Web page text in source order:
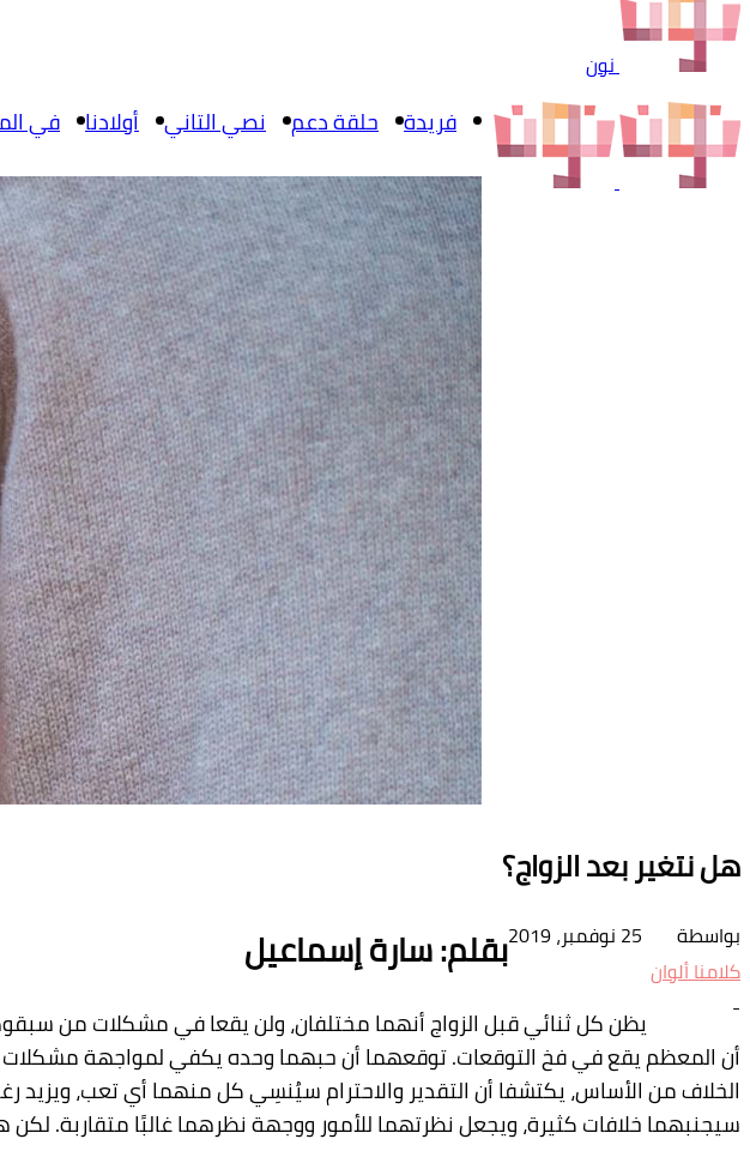
نون
فريدة حلقة دعم نصي التاني أولادنا في
هل نتغير بعد الزواج؟
بواسطة
كلامنا ألوان
-
25 نوفمبر، 2019 بقلم: سارة إسماعيل
يظن كل ثنائي قبل الزواج أنهما مختلفان، ولن يقعافي مشكلات من
أن المعظم يقعفي فخ التوقعات.توقعهما أن حبهما وحده يكفي لمواجهة مشكلات
الخلاف من الأساس،يكتشفاأن التقدير والاحترام سيُنسِيكل منهما أي تعب، ويزيد
سيجنبهماخلافات كثيرة، ويجعل نظرتهما للأمور ووجهة نظرهما غالبًا متقاربة. لكن